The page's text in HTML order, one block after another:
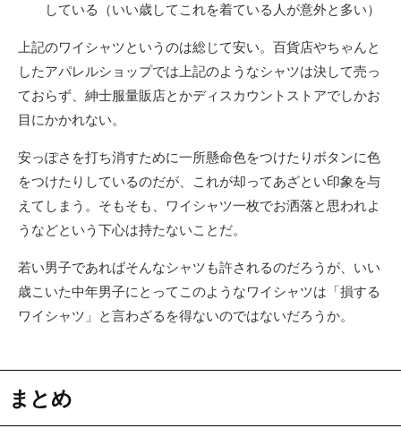
している（いい歳してこれを着ている人が意外と多い）
上記のワイシャツというのは総じて安い。百貨店やちゃんと
したアパレルショップでは上記のようなシャツは決して売っ
ておらず、紳士服量販店とかディスカウントストアでしかお
目にかかれない。
安っぽさを打ち消すために一所懸命色をつけたりボタンに色
をつけたりしているのだが、これが却ってあざとい印象を与
えてしまう。そもそも、ワイシャツ一枚でお洒落と思われよ
うなどという下心は持たないことだ。
若い男子であればそんなシャツも許されるのだろうが、いい
歳こいた中年男子にとってこのようなワイシャツは「損する
ワイシャツ」と言わざるを得ないのではないだろうか。
まとめ